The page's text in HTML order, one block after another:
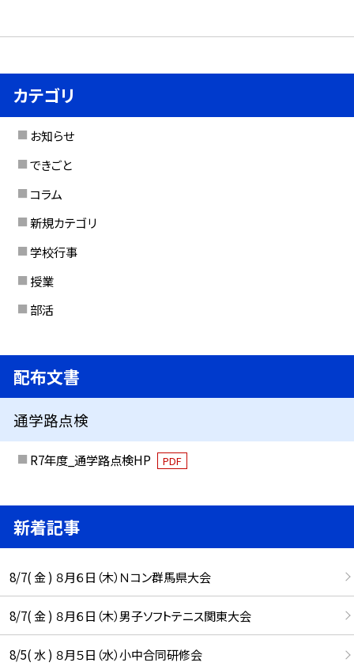
カテゴリ
お知らせ
できごと
コラム
新規カテゴリ
学校行事
授業
部活
配布文書
通学路点検
R7年度_通学路点検HP PDF
新着記事
8/7( 金 ) ８月６日（木）Ｎコン群馬県大会
8/7( 金 ) ８月６日（木）男子ソフトテニス関東大会
8/5( 水 ) ８月５日（水）小中合同研修会